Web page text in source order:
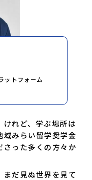
ットフォーム
けれど、学ぶ場所は
みらい留学奨学金
さった多くの方々か
だ見ぬ世界を見て